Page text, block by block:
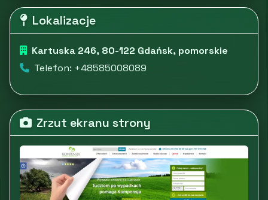
Lokalizacje
Kartuska 246, 80-122 Gdańsk, pomorskie
Telefon: +48585008089
Zrzut ekranu strony